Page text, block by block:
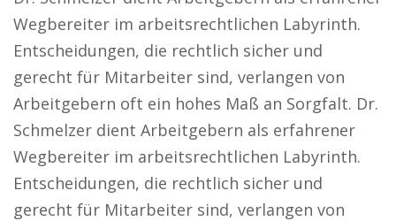
Wegbereiter im arbeitsrechtlichen Labyrinth.
Entscheidungen, die rechtlich sicher und
gerecht für Mitarbeiter sind, verlangen von
Arbeitgebern oft ein hohes Maß an Sorgfalt. Dr.
Schmelzer dient Arbeitgebern als erfahrener
Wegbereiter im arbeitsrechtlichen Labyrinth.
Entscheidungen, die rechtlich sicher und
gerecht für Mitarbeiter sind, verlangen von